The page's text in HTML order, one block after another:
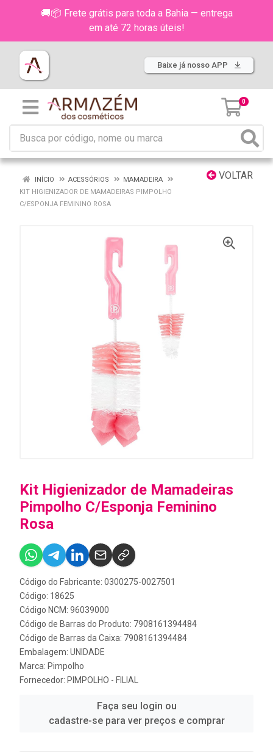
🚚📦 Frete grátis para toda a Bahia — entrega
em até 72 horas úteis!
Baixe já nosso APP
0
VOLTAR
INÍCIO ACESSÓRIOS
MAMADEIRA
KIT HIGIENIZADOR DE MAMADEIRAS PIMPOLHO
C/ESPONJA FEMININO ROSA
Kit Higienizador de Mamadeiras
Pimpolho C/Esponja Feminino
Rosa
Código do Fabricante: 0300275-0027501
Código: 18625
Código NCM: 96039000
Código de Barras do Produto: 7908161394484
Código de Barras da Caixa: 7908161394484
Embalagem: UNIDADE
Marca: Pimpolho
Fornecedor: PIMPOLHO - FILIAL
Faça seu login ou
cadastre-se para ver preços e comprar